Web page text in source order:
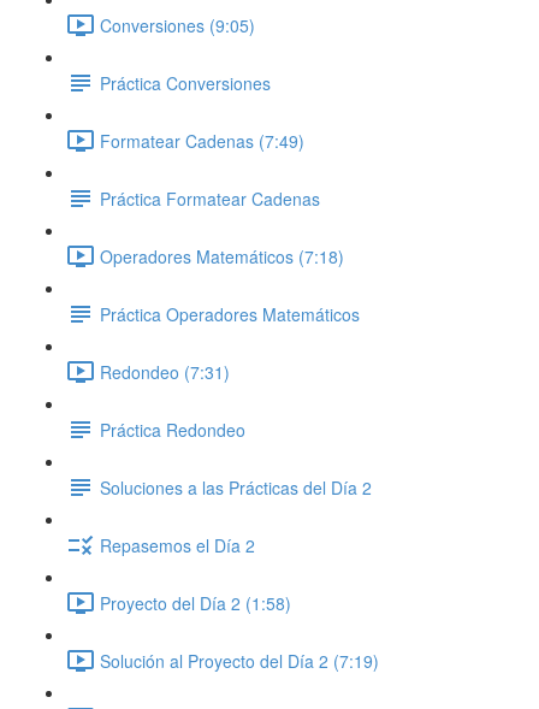
Conversiones (9:05)
Práctica Conversiones
Formatear Cadenas (7:49)
Práctica Formatear Cadenas
Operadores Matemáticos (7:18)
Práctica Operadores Matemáticos
Redondeo (7:31)
Práctica Redondeo
Soluciones a las Prácticas del Día 2
Repasemos el Día 2
Proyecto del Día 2 (1:58)
Solución al Proyecto del Día 2 (7:19)